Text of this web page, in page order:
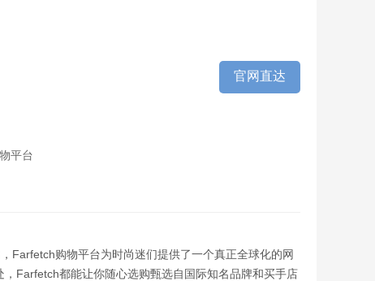
平台
官网直达
Farfetch购物平台为时尚迷们提供了一个真正全球化的网
Farfetch都能让你随心选购甄选自国际知名品牌和买手店